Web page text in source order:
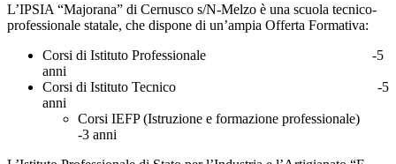
L’IPSIA “Majorana” di Cernusco s/N-Melzo è una scuola tecnico-
professionale statale, che dispone di un’ampia Offerta Formativa:
Corsi di Istituto Professionale -5
anni
Corsi di Istituto Tecnico -5
anni
Corsi IEFP (Istruzione e formazione professionale)
-3 anni